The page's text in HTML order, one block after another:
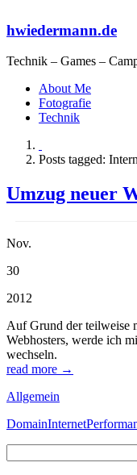
hwiedermann.de
Technik – Games –
About Me
Fotografie
Technik
Posts tagged:
Umzug neuer
Nov.
30
2012
Auf Grund der teilweise
Webhosters, werde ich
wechseln.
read more →
Allgemein
DomainInternet